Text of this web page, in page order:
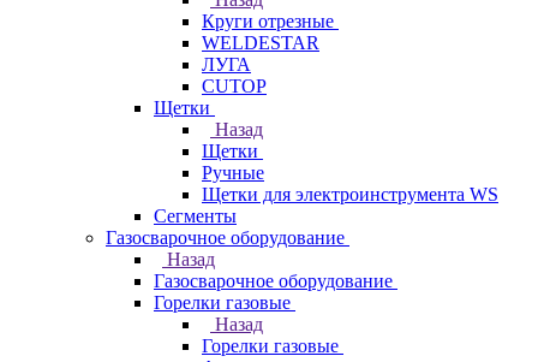
Круги отрезные
WELDESTAR
ЛУГА
CUTOP
Щетки
Назад
Щетки
Ручные
Щетки для электроинструмента WS
Сегменты
Газосварочное оборудование
Назад
Газосварочное оборудование
Горелки газовые
Назад
Горелки газовые